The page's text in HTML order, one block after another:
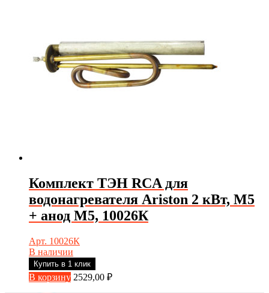
Комплект ТЭН RCA для
водонагревателя Ariston 2 кВт, М5
+ анод М5, 10026К
Арт. 10026К
В наличии
Купить в 1 клик
В корзину 2529,00 ₽